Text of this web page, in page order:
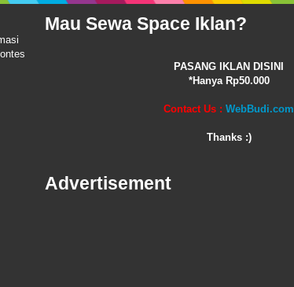
Mau Sewa Space Iklan?
PASANG IKLAN DISINI
*Hanya Rp50.000
Contact Us : WebBudi.com
Thanks :)
Advertisement